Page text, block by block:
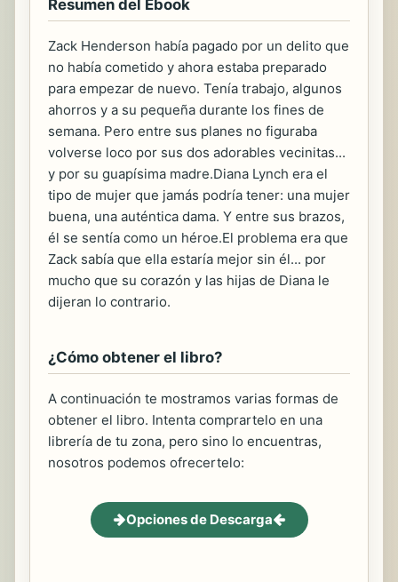
Resumen del Ebook
Zack Henderson había pagado por un delito que
no había cometido y ahora estaba preparado
para empezar de nuevo. Tenía trabajo, algunos
ahorros y a su pequeña durante los fines de
semana. Pero entre sus planes no figuraba
volverse loco por sus dos adorables vecinitas...
y por su guapísima madre.Diana Lynch era el
tipo de mujer que jamás podría tener: una mujer
buena, una auténtica dama. Y entre sus brazos,
él se sentía como un héroe.El problema era que
Zack sabía que ella estaría mejor sin él... por
mucho que su corazón y las hijas de Diana le
dijeran lo contrario.
¿Cómo obtener el libro?
A continuación te mostramos varias formas de
obtener el libro. Intenta comprartelo en una
librería de tu zona, pero sino lo encuentras,
nosotros podemos ofrecertelo:
Opciones de Descarga